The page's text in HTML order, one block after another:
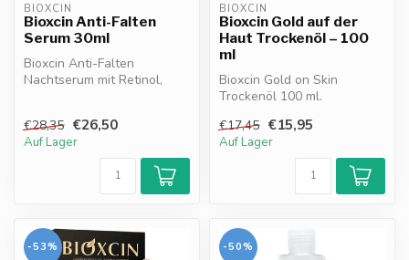
BIOXCIN
Bioxcin Anti-Falten
Serum 30ml
Bioxcin Anti-Falten
Nachtserum mit Retinol,
€28,35 €26,50
Auf Lager
BIOXCIN
Bioxcin Gold auf der
Haut Trockenöl – 100
ml
Bioxcin Gold on Skin
Trockenöl 100 ml.
gold-bronzener Au...
€17,45 €15,95
Auf Lager
-53% -50%